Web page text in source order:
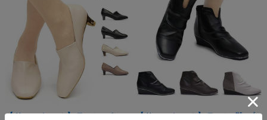
【サマーセール】テーン パン 【サマーセール】テーン 靴 ブ